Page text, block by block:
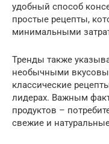
удобный способ
простые рецепты,
минимальными
Тренды также
необычными
классические
лидерах. Важным
продуктов –
свежие и